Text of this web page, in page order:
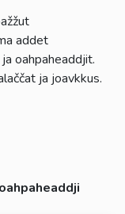
addet
oahpaheaddjit.
ja joavkkus.